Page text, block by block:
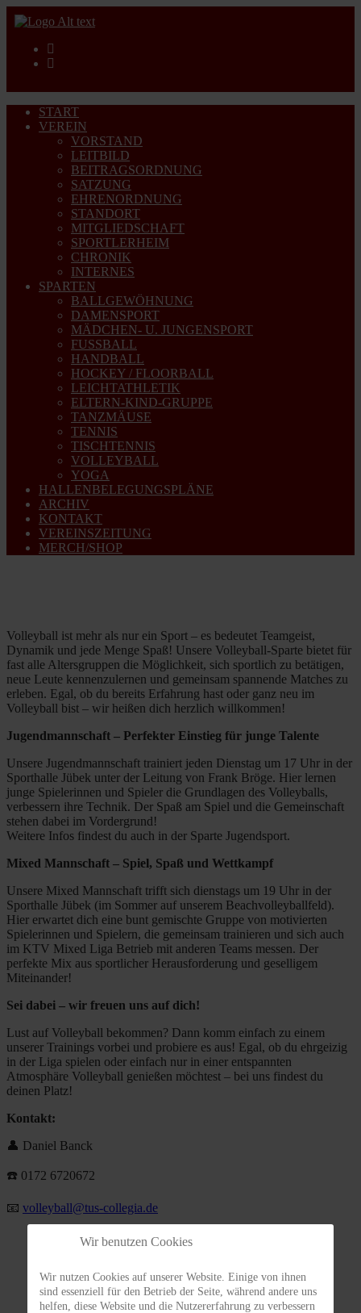
START
VEREIN
VORSTAND
LEITBILD
BEITRAGSORDNUNG
SATZUNG
EHRENORDNUNG
STANDORT
MITGLIEDSCHAFT
SPORTLERHEIM
CHRONIK
INTERNES
SPARTEN
BALLGEWÖHNUNG
DAMENSPORT
MÄDCHEN- U. JUNGENSPORT
FUSSBALL
HANDBALL
HOCKEY / FLOORBALL
LEICHTATHLETIK
ELTERN-KIND-GRUPPE
TANZMÄUSE
TENNIS
TISCHTENNIS
VOLLEYBALL
YOGA
HALLENBELEGUNGSPLÄNE
ARCHIV
KONTAKT
VEREINSZEITUNG
MERCH/SHOP
Volleyball ist mehr als nur ein Sport – es bedeutet Teamgeist,
Dynamik und jede Menge Spaß! Unsere Volleyball-Sparte bietet für
fast alle Altersgruppen die Möglichkeit, sich sportlich zu betätigen,
neue Leute kennenzulernen und gemeinsam spannende Matches zu
erleben. Egal, ob du bereits Erfahrung hast oder ganz neu im
Volleyball bist – wir heißen dich herzlich willkommen!
Jugendmannschaft – Perfekter Einstieg für junge Talente
Unsere Jugendmannschaft trainiert jeden Dienstag um 17 Uhr in der
Sporthalle Jübek unter der Leitung von Frank Bröge. Hier lernen
junge Spielerinnen und Spieler die Grundlagen des Volleyballs,
verbessern ihre Technik. Der Spaß am Spiel und die Gemeinschaft
stehen dabei im Vordergrund!
Weitere Infos findest du auch in der Sparte Jugendsport.
Mixed Mannschaft – Spiel, Spaß und Wettkampf
Unsere Mixed Mannschaft trifft sich dienstags um 19 Uhr in der
Sporthalle Jübek (im Sommer auf unserem Beachvolleyballfeld).
Hier erwartet dich eine bunt gemischte Gruppe von motivierten
Spielerinnen und Spielern, die gemeinsam trainieren und sich auch
im KTV Mixed Liga Betrieb mit anderen Teams messen. Der
perfekte Mix aus sportlicher Herausforderung und geselligem
Miteinander!
Sei dabei – wir freuen uns auf dich!
Lust auf Volleyball bekommen? Dann komm einfach zu einem
unserer Trainings vorbei und probiere es aus! Egal, ob du ehrgeizig
in der Liga spielen oder einfach nur in einer entspannten
Atmosphäre Volleyball genießen möchtest – bei uns findest du
deinen Platz!
Kontakt:
👤 Daniel Banck
☎️ 0172 6720672‬
📧 volleyball@tus-collegia.de
Wir benutzen Cookies
Wir nutzen Cookies auf unserer Website. Einige von ihnen
sind essenziell für den Betrieb der Seite, während andere uns
helfen, diese Website und die Nutzererfahrung zu verbessern